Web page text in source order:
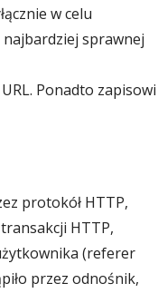
w celu
sprawnej
Ponadto zapisowi
protokół HTTP,
HTTP,
(referer
przez odnośnik,